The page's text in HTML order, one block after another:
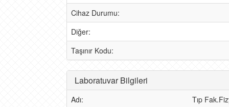
Cihaz Durumu:
Diğer:
Taşınır Kodu:
Laboratuvar Bilgileri
Adı:
Tıp